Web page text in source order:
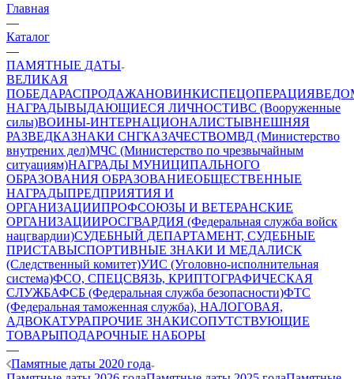
Главная
—
Каталог
—
ПАМЯТНЫЕ ДАТЫ
ВЕЛИКАЯ
ПОБЕДАРАСПРОДАЖАНОВИНКИСПЕЦОПЕРАЦИЯ
НАГРАДЫВЫДАЮЩИЕСЯ ЛИЧНОСТИВС (Вооруженные
силы)ВОИНЫ-ИНТЕРНАЦИОНАЛИСТЫВНЕШНЯЯ
РАЗВЕДКАЗНАКИ СНГКАЗАЧЕСТВОМВД (Министерство
внутрених дел)МЧС (Министерство по чрезвычайным
ситуациям)НАГРАДЫ МУНИЦИПАЛЬНОГО
ОБРАЗОВАНИЯ ОБРАЗОВАНИЕОБЩЕСТВЕННЫЕ
НАГРАДЫПРЕДПРИЯТИЯ И
ОРГАНИЗАЦИИПРОФСОЮЗЫ И ВЕТЕРАНСКИЕ
ОРГАНИЗАЦИИРОСГВАРДИЯ (Федеральная служба войск
нацгвардии)СУДЕБНЫЙ ДЕПАРТАМЕНТ, СУДЕБНЫЕ
ПРИСТАВЫСПОРТИВНЫЕ ЗНАКИ И МЕДАЛИСК
(Следственный комитет)УИС (Уголовно-исполнительная
система)ФСО, СПЕЦСВЯЗЬ, КРИПТОГРАФИЧЕСКАЯ
СЛУЖБАФСБ (Федеральная служба безопасности)ФТС
(Федеральная таможенная служба), НАЛОГОВАЯ,
АДВОКАТУРАПРОЧИЕ ЗНАКИСОПУТСТВУЮЩИЕ
ТОВАРЫПОДАРОЧНЫЕ НАБОРЫ
—
Памятные даты 2020 года